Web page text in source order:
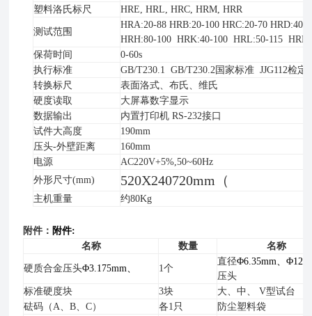
塑料洛氏标尺
HRE, HRL, HRC, HRM, HRR
测试范围
HRA:20-88 HRB:20-100 HRC:20-70 HRD:40-
HRH:80-100 HRK:40-100 HRL:50-115
保荷时间
0-60s
执行标准
GB/T230.1 GB/T230.2国家标准 JJG112检定
转换标尺
表面洛式、布氏、维氏
硬度读取
大屏幕数字显示
数据输出
内置打印机 RS-232接口
试件大高度
190mm
压头-外壁距离
160mm
电源
AC220V+5%,50~60Hz
外形尺寸(mm)
520X240720mm（
主机重量 约80Kg
附件： 附件:
名称
数量 名称
硬质合金压头Φ3.175mm、 1个
直径Φ6.35mm、
压头
标准硬度块
3块
大、中、 V型试台
砝码（A、B、C）
各1只
防尘塑料袋